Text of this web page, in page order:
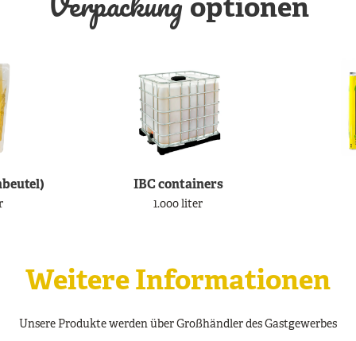
optionen
IBC containers
1.000 liter
Weitere Informationen
Unsere Produkte werden über Großhändler des Gastgewerbes